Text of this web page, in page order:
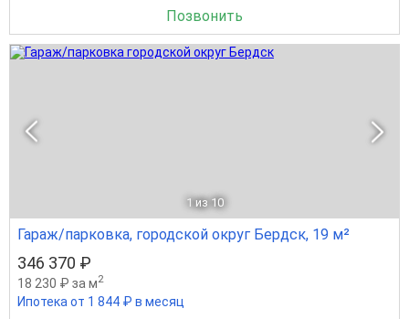
Позвонить
1 из 10
Гараж/парковка, городской округ Бердск, 19 м²
346 370 ₽
18 230 ₽ за м2
Ипотека от 1 844 ₽ в месяц